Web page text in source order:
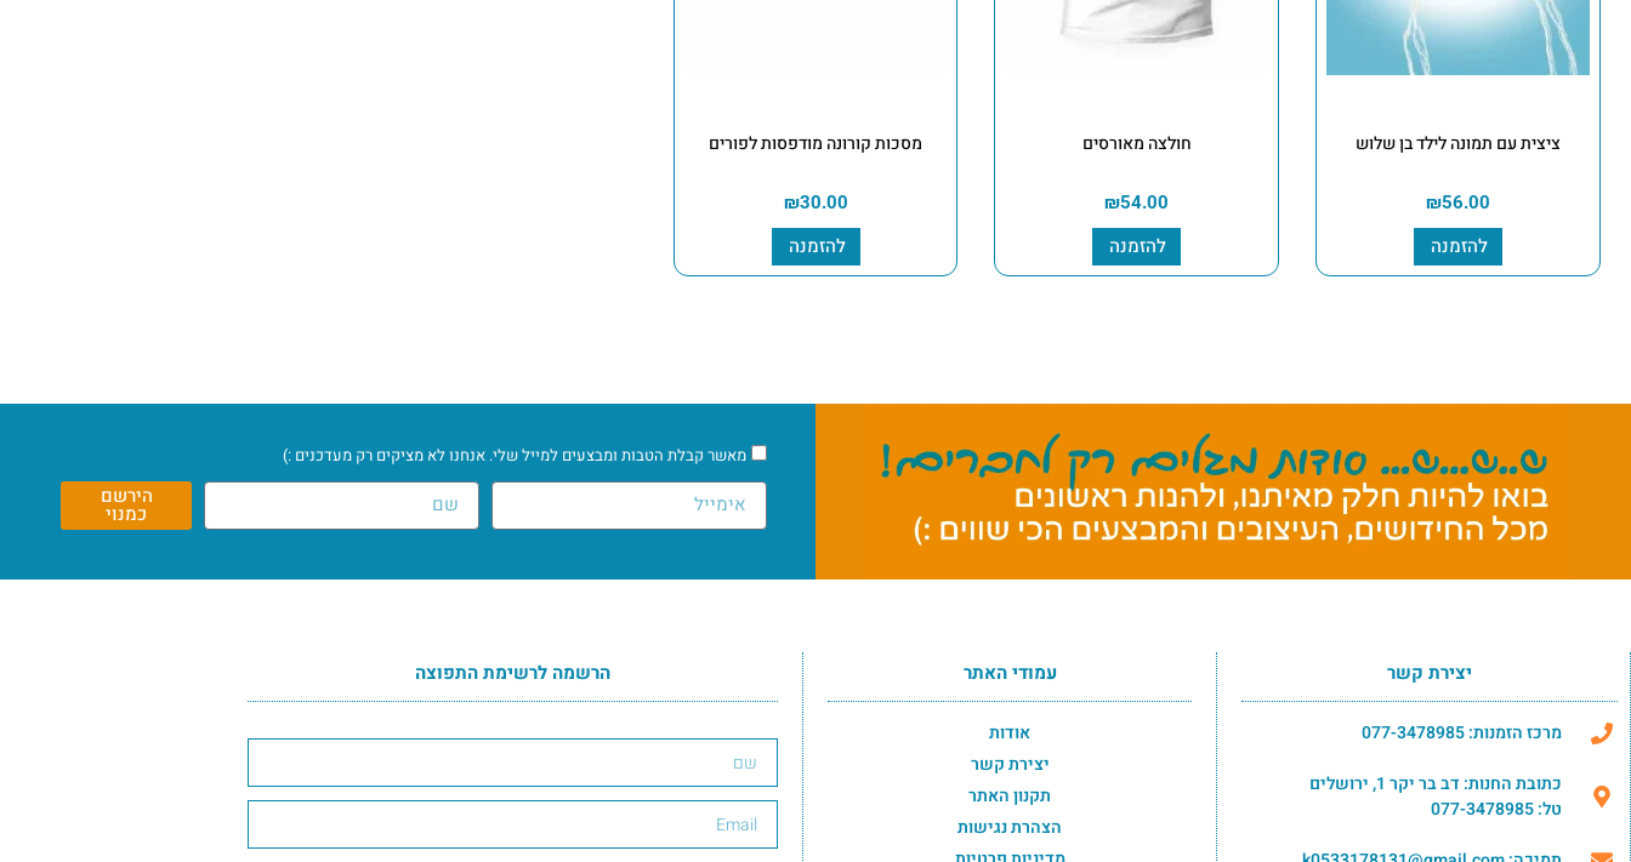
ציצית עם תמונה לילד בן שלוש
₪56.00
להזמנה
חולצה מאורסים
₪54.00
להזמנה
מסכות קורונה מודפסות לפורים
₪30.00
להזמנה
מאשר קבלת הטבות ומבצעים למייל שלי. אנחנו לא מציקים רק מעדכנים :)
הירשם
כמנוי
יצירת קשר
מרכז הזמנות: 077-3478985
כתובת החנות: דב בר יקר 1, ירושלים
טל: 077-3478985
עמודי האתר
אודות
יצירת קשר
תקנון האתר
הצהרת נגישות
הרשמה לרשימת התפוצה